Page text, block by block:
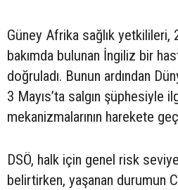
Güney Afrika sağlık yetkilileri,
bakımda bulunan İngiliz bir
doğruladı. Bunun ardından
3 Mayıs’ta salgın şüphesiyle
mekanizmalarının harekete
DSÖ, halk için genel risk
belirtirken, yaşanan durumun